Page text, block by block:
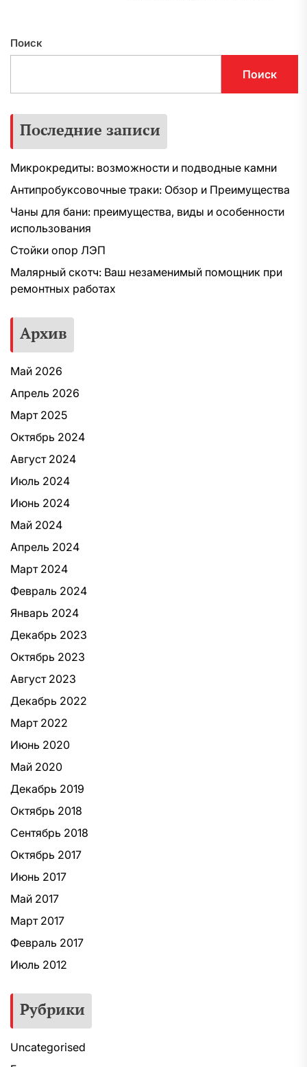
Поиск
Поиск
Последние записи
Микрокредиты: возможности и подводные камни
Антипробуксовочные траки: Обзор и Преимущества
Чаны для бани: преимущества, виды и особенности
использования
Стойки опор ЛЭП
Малярный скотч: Ваш незаменимый помощник при
ремонтных работах
Архив
Май 2026
Апрель 2026
Март 2025
Октябрь 2024
Август 2024
Июль 2024
Июнь 2024
Май 2024
Апрель 2024
Март 2024
Февраль 2024
Январь 2024
Декабрь 2023
Октябрь 2023
Август 2023
Декабрь 2022
Март 2022
Июнь 2020
Май 2020
Декабрь 2019
Октябрь 2018
Сентябрь 2018
Октябрь 2017
Июнь 2017
Май 2017
Март 2017
Февраль 2017
Июль 2012
Рубрики
Uncategorised